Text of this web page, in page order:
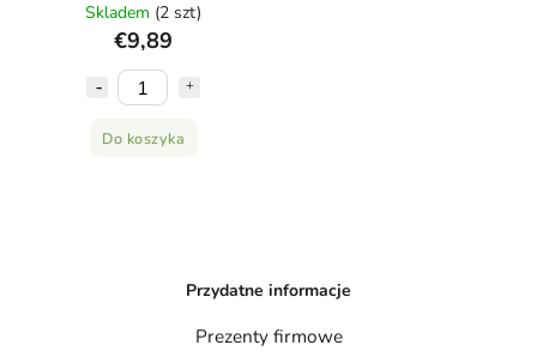
Skladem (2 szt)
€9,89
Do koszyka
Przydatne informacje
Prezenty firmowe